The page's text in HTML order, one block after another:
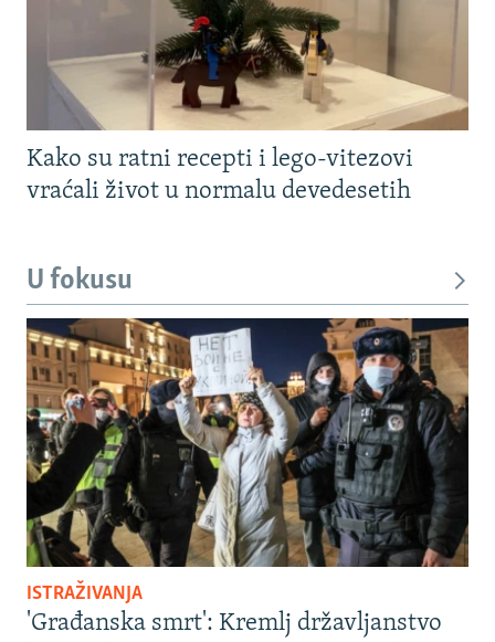
Kako su ratni recepti i lego-vitezovi
vraćali život u normalu devedesetih
U fokusu
ISTRAŽIVANJA
'Građanska smrt': Kremlj državljanstvo